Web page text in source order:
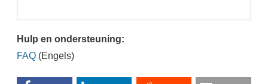
Hulp en ondersteuning:
FAQ(Engels)